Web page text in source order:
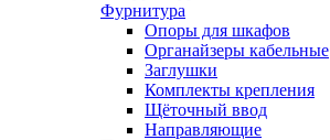
Фурнитура
Опоры для шкафов
Органайзеры кабельные
Заглушки
Комплекты крепления
Щёточный ввод
Направляющие